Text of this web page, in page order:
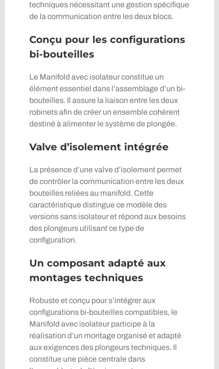
techniques nécessitant une gestion spécifique
de la communication entre les deux blocs.
Conçu pour les configurations
bi-bouteilles
Le Manifold avec isolateur constitue un
élément essentiel dans l’assemblage d’un bi-
bouteilles. Il assure la liaison entre les deux
robinets afin de créer un ensemble cohérent
destiné à alimenter le système de plongée.
Valve d’isolement intégrée
La présence d’une valve d’isolement permet
de contrôler la communication entre les deux
bouteilles reliées au manifold. Cette
caractéristique distingue ce modèle des
versions sans isolateur et répond aux besoins
des plongeurs utilisant ce type de
configuration.
Un composant adapté aux
montages techniques
Robuste et conçu pour s’intégrer aux
configurations bi-bouteilles compatibles, le
Manifold avec isolateur participe à la
réalisation d’un montage organisé et adapté
aux exigences des plongeurs techniques. Il
constitue une pièce centrale dans